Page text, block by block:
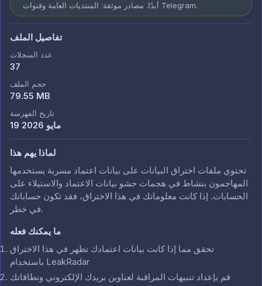
أبدًا. مصادر موثقة: المنتديات العامة وقنوات Telegram.
تفاصيل الملف
عدد السجلات
37
حجم الملف
79.55 MB
تاريخ الفهرسة
19 مايو 2026
لماذا يهم هذا
تحتوي ملفات اختراق البيانات على بيانات اعتماد مسربة يستخدمها
المهاجمون بنشاط في هجمات حشو بيانات الاعتماد والاستيلاء على
الحسابات. إذا كانت معلوماتك في هذا الاختراق، فقد تكون حساباتك
في خطر.
ما يمكنك فعله
تحقق مما إذا كانت بيانات اعتمادك تظهر في هذا الاختراق
باستخدام LeakRadar
قم بإعداد تنبيهات المراقبة لعناوين بريدك الإلكتروني ونطاقاتك